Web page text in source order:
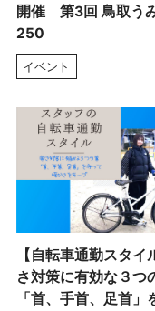
開催 第3回 鳥取う
250
イベント
【自転車通勤スタイ
さ対策に有効な３つ
「首、手首、足首」